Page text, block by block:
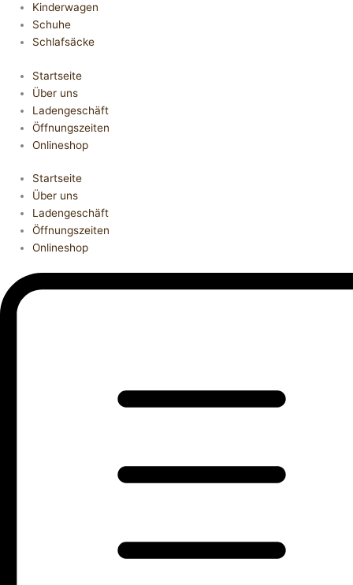
Kinderwagen
Schuhe
Schlafsäcke
Startseite
Über uns
Ladengeschäft
Öffnungszeiten
Onlineshop
Startseite
Über uns
Ladengeschäft
Öffnungszeiten
Onlineshop